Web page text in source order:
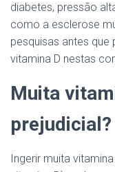
diabetes, pressão
como a esclerose
pesquisas antes
vitamina D nestas
Muita
prejudicial?
Ingerir muita